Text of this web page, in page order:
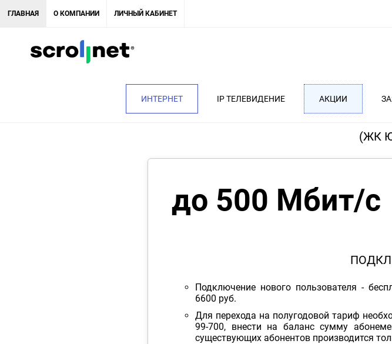
ГЛАВНАЯ О КОМПАНИИ ЛИЧНЫЙ КАБИНЕТ
ИНТЕРНЕТ IP ТЕЛЕВИДЕНИЕ АКЦИИ
ТАРИФ
(ЖК
до 500 Мбит/с
Подключение нового пользователя -
6600 руб.
Для перехода на полугодовой тариф
99-700, внести на баланс сумму
существующих абонентов производится